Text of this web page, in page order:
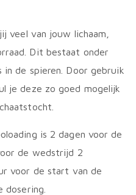
veel van jouw lichaam,
Dit bestaat onder
in de spieren. Door gebruik
je deze zo goed mogelijk
is 2 dagen voor de
de wedstrijd 2
voor de start van de